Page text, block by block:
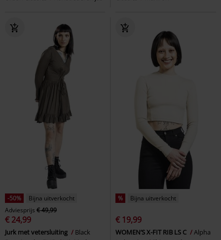
-50%
Bijna uitverkocht
Adviesprijs € 49,99
€ 24,99
Jurk met vetersluiting
Black
% Bijna uitverkocht
€ 19,99
WOMEN’S X-FIT RIB LS C
Alpha